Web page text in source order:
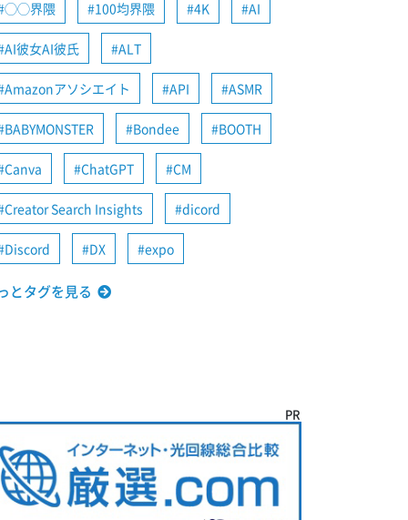
◯◯界隈 100均界隈 4K AI
AI彼女AI彼氏 ALT
Amazonアソシエイト API ASMR
BABYMONSTER Bondee BOOTH
Canva ChatGPT CM
Creator Search Insights dicord
Discord DX expo
とタグを見る
PR